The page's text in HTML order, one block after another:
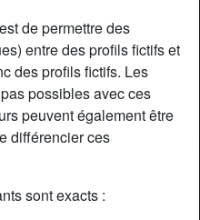
de permettre des
entre des profils fictifs et
des profils fictifs. Les
possibles avec ces
peuvent également être
différencier ces
sont exacts :
chatDiscuter !
62